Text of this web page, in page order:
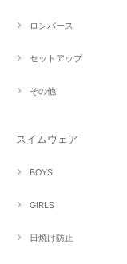
ロンパース
セットアップ
その他
スイムウェア
BOYS
GIRLS
日焼け防止